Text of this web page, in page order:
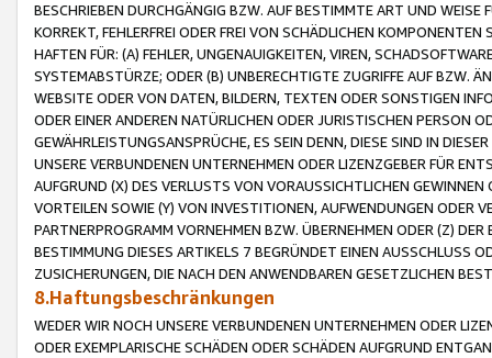
BESCHRIEBEN DURCHGÄNGIG BZW. AUF BESTIMMTE ART UND
KORREKT, FEHLERFREI ODER FREI VON SCHÄDLICHEN
HAFTEN FÜR: (A) FEHLER, UNGENAUIGKEITEN, VIREN,
SYSTEMABSTÜRZE; ODER (B) UNBERECHTIGTE ZUGRIFFE AUF BZW.
WEBSITE ODER VON DATEN, BILDERN, TEXTEN ODER SONSTIGEN
ODER EINER ANDEREN NATÜRLICHEN ODER JURISTISCHEN PERSON
GEWÄHRLEISTUNGSANSPRÜCHE, ES SEIN DENN, DIESE SIND IN
UNSERE VERBUNDENEN UNTERNEHMEN ODER LIZENZGEBER FÜR
AUFGRUND (X) DES VERLUSTS VON VORAUSSICHTLICHEN
VORTEILEN SOWIE (Y) VON INVESTITIONEN, AUFWENDUNGEN ODER
PARTNERPROGRAMM VORNEHMEN BZW. ÜBERNEHMEN ODER (Z)
BESTIMMUNG DIESES ARTIKELS 7 BEGRÜNDET EINEN AUSSCHLUSS
ZUSICHERUNGEN, DIE NACH DEN ANWENDBAREN GESETZLICHEN
8.Haftungsbeschränkungen
WEDER WIR NOCH UNSERE VERBUNDENEN UNTERNEHMEN ODER
ODER EXEMPLARISCHE SCHÄDEN ODER SCHÄDEN AUFGRUND